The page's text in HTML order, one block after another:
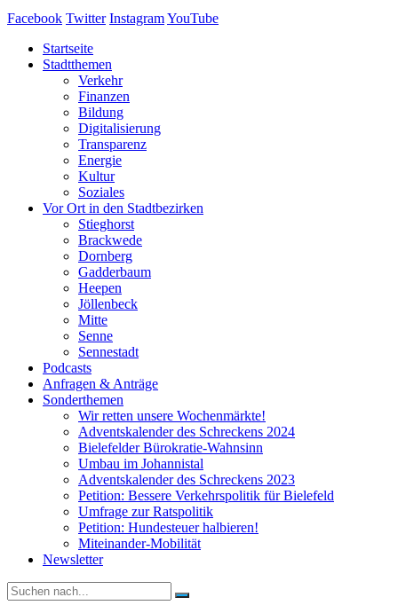
Facebook Twitter InstagramYouTube
Startseite
Stadtthemen
Verkehr
Finanzen
Bildung
Digitalisierung
Transparenz
Energie
Kultur
Soziales
Vor Ort in den Stadtbezirken
Stieghorst
Brackwede
Dornberg
Gadderbaum
Heepen
Jöllenbeck
Mitte
Senne
Sennestadt
Podcasts
Anfragen & Anträge
Sonderthemen
Wir retten unsere Wochenmärkte!
Adventskalender des Schreckens 2024
Bielefelder Bürokratie-Wahnsinn
Umbau im Johannistal
Adventskalender des Schreckens 2023
Petition: Bessere Verkehrspolitik für Bielefeld​​
Umfrage zur Ratspolitik
Petition: Hundesteuer halbieren!
Miteinander-Mobilität
Newsletter
Suche
nach: